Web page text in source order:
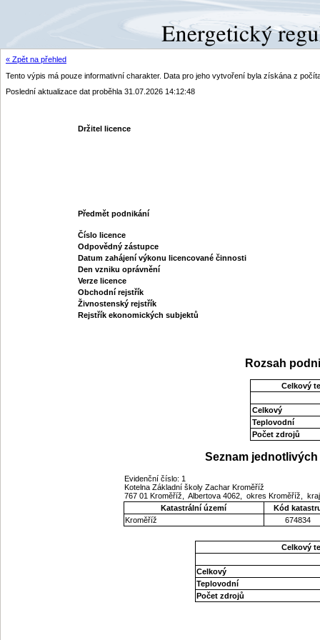
« Zpět na přehled
Tento výpis má pouze informativní charakter. Data pro jeho vytvoření byla získána z
Poslední aktualizace dat proběhla 31.07.2026 14:12:48
Držitel licence
Předmět podnikání
Číslo licence
Odpovědný zástupce
Datum zahájení výkonu licencované činnosti
Den vzniku oprávnění
Verze licence
Obchodní rejstřík
Živnostenský rejstřík
Rejstřík ekonomických subjektů
Rozsah
Celkový
Celkový
Teplovodní
Počet zdrojů
Seznam
Evidenční číslo: 1
Kotelna Základní školy Zachar Kroměříž
767 01 Kroměříž, Albertova 4062, okres Kroměříž,
Katastrální území
Kód
Kroměříž
674834
Celkový
Celkový
Teplovodní
Počet zdrojů